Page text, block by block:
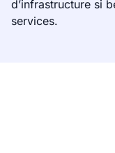
d’infrastructure si
services.